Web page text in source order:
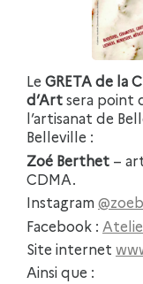
Le GRETA de la
d’Artsera point
l’artisanat de
Belleville :
Zoé Berthet –
CDMA.
Instagram
Facebook :
Site internet
Ainsi que :